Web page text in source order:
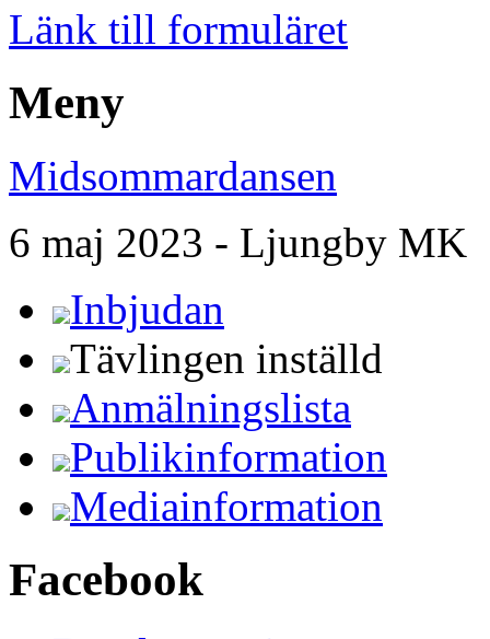
Länk till formuläret
Meny
Midsommardansen
6 maj 2023 - Ljungby MK
Inbjudan
Tävlingen inställd
Anmälningslista
Publikinformation
Mediainformation
Facebook